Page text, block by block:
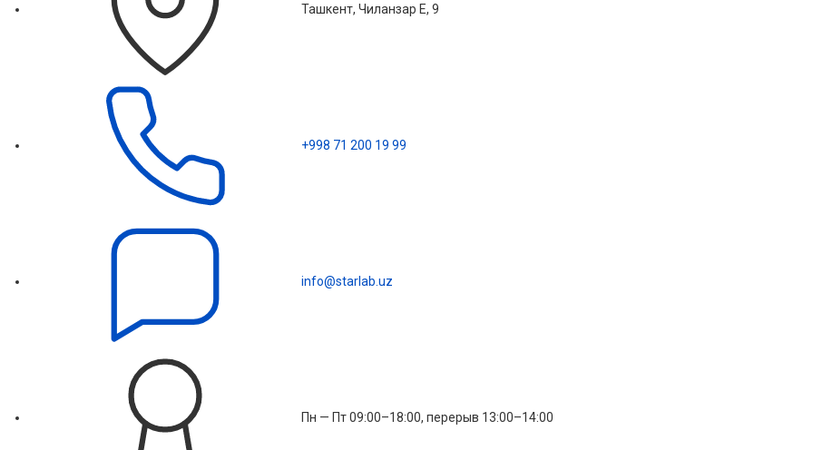
Ташкент, Чиланзар Е, 9
+998 71 200 19 99
info@starlab.uz
Пн — Пт 09:00–18:00, перерыв 13:00–14:00